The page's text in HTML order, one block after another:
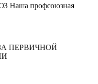
профсоюзная
ПЕРВИЧНОЙ